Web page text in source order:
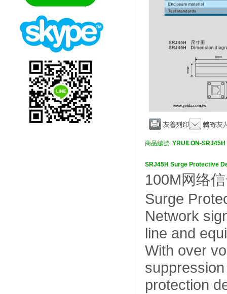
商品編號: YRUILON-SRJ45H
SRJ45H Surge Protective
100M网络
Surge
Network
line and
With over
protection